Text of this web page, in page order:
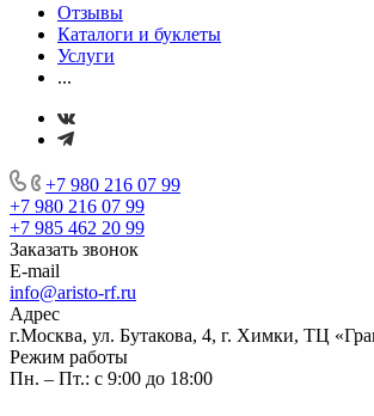
Отзывы
Каталоги и буклеты
Услуги
...
+7 980 216 07 99
+7 980 216 07 99
+7 985 462 20 99
Заказать звонок
E-mail
info@aristo-rf.ru
Адрес
г.Москва, ул. Бутакова, 4, г. Химки, ТЦ
Режим работы
Пн. – Пт.: с 9:00 до 18:00